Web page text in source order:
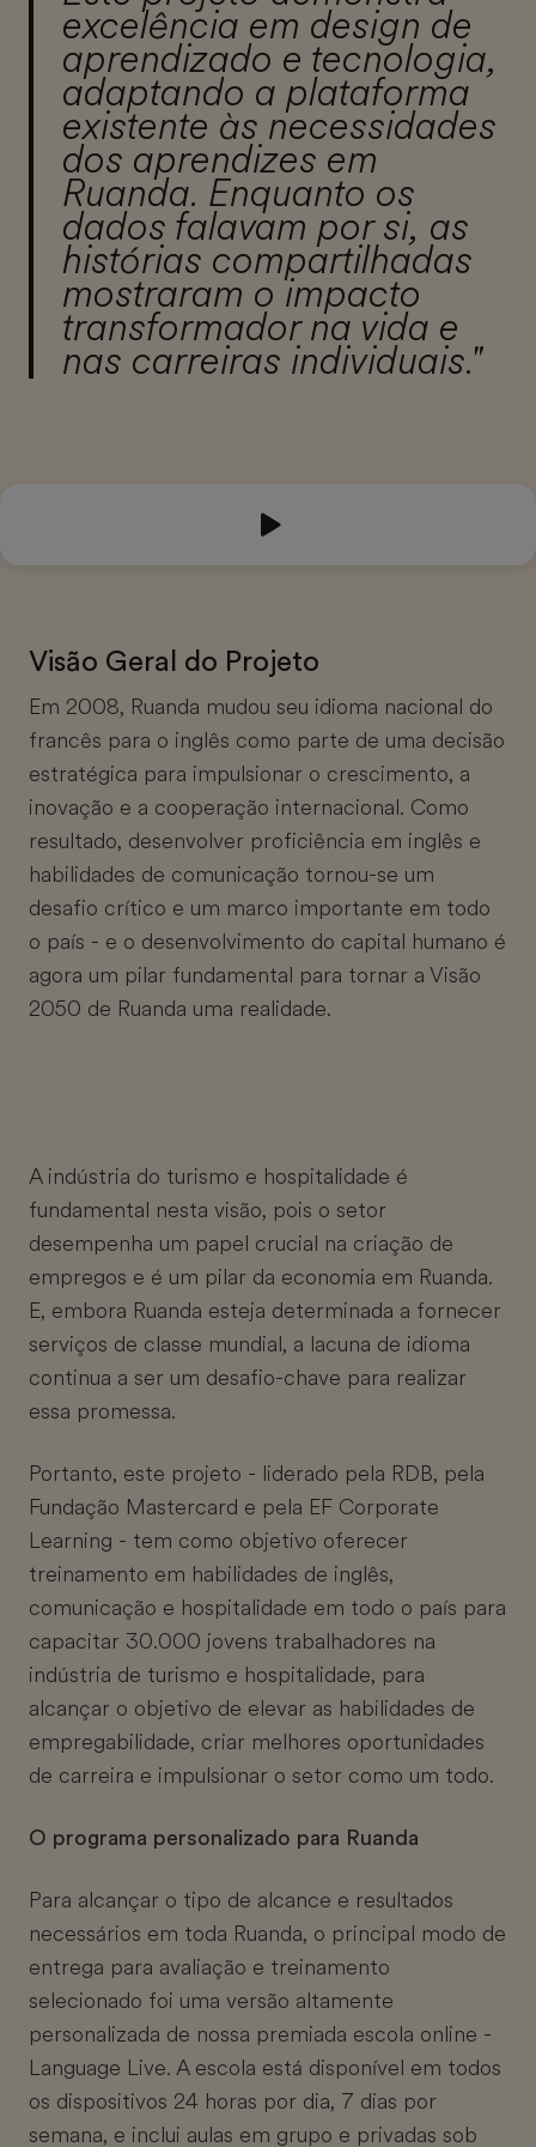
excelência em design de
aprendizado e tecnologia,
adaptando a plataforma
existente às necessidades
dos aprendizes em
Ruanda. Enquanto os
dados falavam por si, as
histórias compartilhadas
mostraram o impacto
transformador na vida e
nas carreiras individuais."
Visão Geral do Projeto
Em 2008, Ruanda mudou seu idioma nacional do
francês para o inglês como parte de uma decisão
estratégica para impulsionar o crescimento, a
inovação e a cooperação internacional. Como
resultado, desenvolver proficiência em inglês e
habilidades de comunicação tornou-se um
desafio crítico e um marco importante em todo
o país - e o desenvolvimento do capital humano é
agora um pilar fundamental para tornar a Visão
2050 de Ruanda uma realidade.
A indústria do turismo e hospitalidade é
fundamental nesta visão, pois o setor
desempenha um papel crucial na criação de
empregos e é um pilar da economia em Ruanda.
E, embora Ruanda esteja determinada a fornecer
serviços de classe mundial, a lacuna de idioma
continua a ser um desafio-chave para realizar
essa promessa.
Portanto, este projeto - liderado pela RDB, pela
Fundação Mastercard e pela EF Corporate
Learning - tem como objetivo oferecer
treinamento em habilidades de inglês,
comunicação e hospitalidade em todo o país para
capacitar 30.000 jovens trabalhadores na
indústria de turismo e hospitalidade, para
alcançar o objetivo de elevar as habilidades de
empregabilidade, criar melhores oportunidades
de carreira e impulsionar o setor como um todo.
O programa personalizado para Ruanda
Para alcançar o tipo de alcance e resultados
necessários em toda Ruanda, o principal modo de
entrega para avaliação e treinamento
selecionado foi uma versão altamente
personalizada de nossa premiada escola online -
Language Live. A escola está disponível em todos
os dispositivos 24 horas por dia, 7 dias por
semana, e inclui aulas em grupo e privadas sob